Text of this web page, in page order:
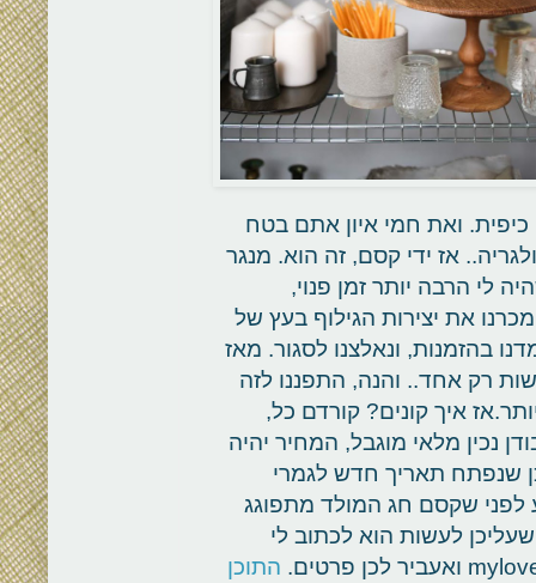
ואת חמי איון אתם בטח
אז ידי קסם, זה הוא. מנגר
לי הרבה יותר זמן פנוי,
את יצירות הגילוף בעץ של
בהזמנות, ונאלצנו לסגור. מאז
רק אחד.. והנה, התפננו לזה
איך קונים? קורדם כל,
נכין מלאי מוגבל, המחיר יהיה
שנפתח תאריך חדש לגמרי
2020. ממש ככה, רגע לפני שקסם חג המולד מתפוגג
לעשות הוא לכתוב לי
התוכן